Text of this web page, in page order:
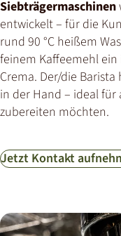
Siebträgermaschinen
entwickelt – für die
rund 90 °C heißem
feinem Kaffeemehl
Crema. Der/die
in der Hand – ideal
zubereiten möchten.
Jetzt Kontakt